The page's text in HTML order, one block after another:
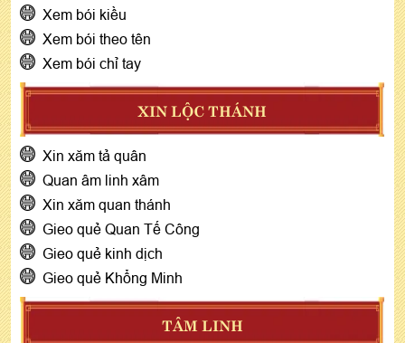
Xem bói kiều
Xem bói theo tên
Xem bói chỉ tay
XIN LỘC THÁNH
Xin xăm tả quân
Quan âm linh xâm
Xin xăm quan thánh
Gieo quẻ Quan Tế Công
Gieo quẻ kinh dịch
Gieo quẻ Khổng Minh
TÂM LINH